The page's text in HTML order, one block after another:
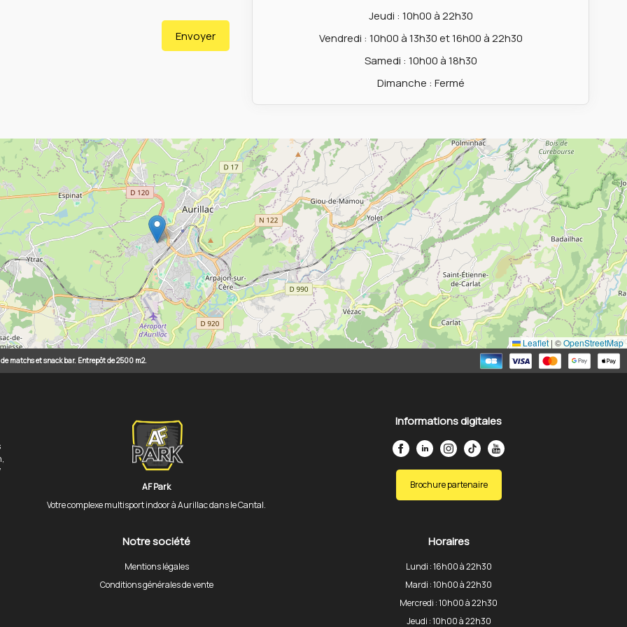
Jeudi : 10h00 à 22h30
Vendredi : 10h00 à 13h30 et 16h00 à 22h30
Samedi : 10h00 à 18h30
Dimanche : Fermé
Leaflet | ©OpenStreetMap
matchs et snack bar. Entrepôt de 2500 m2.
AF Park
Votre complexe multisport indoor à Aurillac dans le Cantal.
Informations digitales
Brochure partenaire
Notre société
Mentions légales
Conditions générales de vente
Horaires
Lundi : 16h00 à 22h30
Mardi : 10h00 à 22h30
Mercredi : 10h00 à 22h30
Jeudi : 10h00 à 22h30